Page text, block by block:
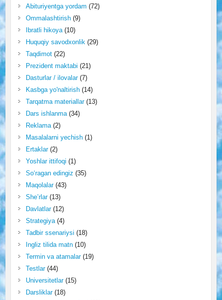
Abituriyentga yordam (72)
Ommalashtirish(9)
Ibratli hikoya(10)
Huquqiy savodxonlik(29)
Taqdimot(22)
Prezident maktabi (21)
Dasturlar / ilovalar(7)
Kasbga yo'naltirish(14)
Tarqatma materiallar(13)
Dars ishlanma(34)
Reklama(2)
Masalalarni yechish(1)
Ertaklar(2)
Yoshlar ittifoqi (1)
So‘ragan edingiz (35)
Maqolalar(43)
She’rlar(13)
Davlatlar(12)
Strategiya(4)
Tadbir ssenariysi (18)
Ingliz tilida matn(10)
Termin va atamalar(19)
Testlar(44)
Universitetlar(15)
Darsliklar(18)